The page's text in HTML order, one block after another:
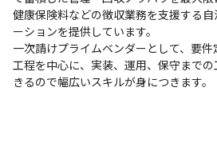
健康保険料などの徴収業務を支援する
ーションを提供しています。
一次請けプライムベンダーとして、要
工程を中心に、実装、運用、保守まで
きるので幅広いスキルが身につきます。